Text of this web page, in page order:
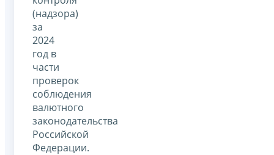
(надзора)
за
2024
год в
части
проверок
соблюдения
валютного
законодательства
Российской
Федерации.